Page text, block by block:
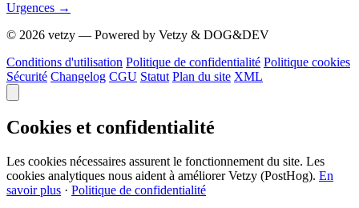
Urgences →
© 2026 vetzy — Powered by Vetzy & DOG&DEV
Conditions d'utilisation Politique de confidentialité Politique cookies
Sécurité Changelog CGU Statut Plan du site XML
Cookies et confidentialité
Les cookies nécessaires assurent le fonctionnement du site. Les
cookies analytiques nous aident à améliorer Vetzy (PostHog). En
savoir plus · Politique de confidentialité